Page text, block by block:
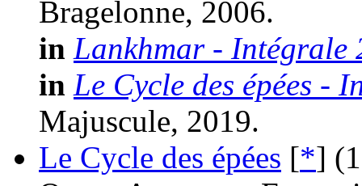
Bragelonne, 2006.
in Lankhmar - Intégrale
in Le Cycle des épées -
Majuscule, 2019.
Le Cycle des épées [*]